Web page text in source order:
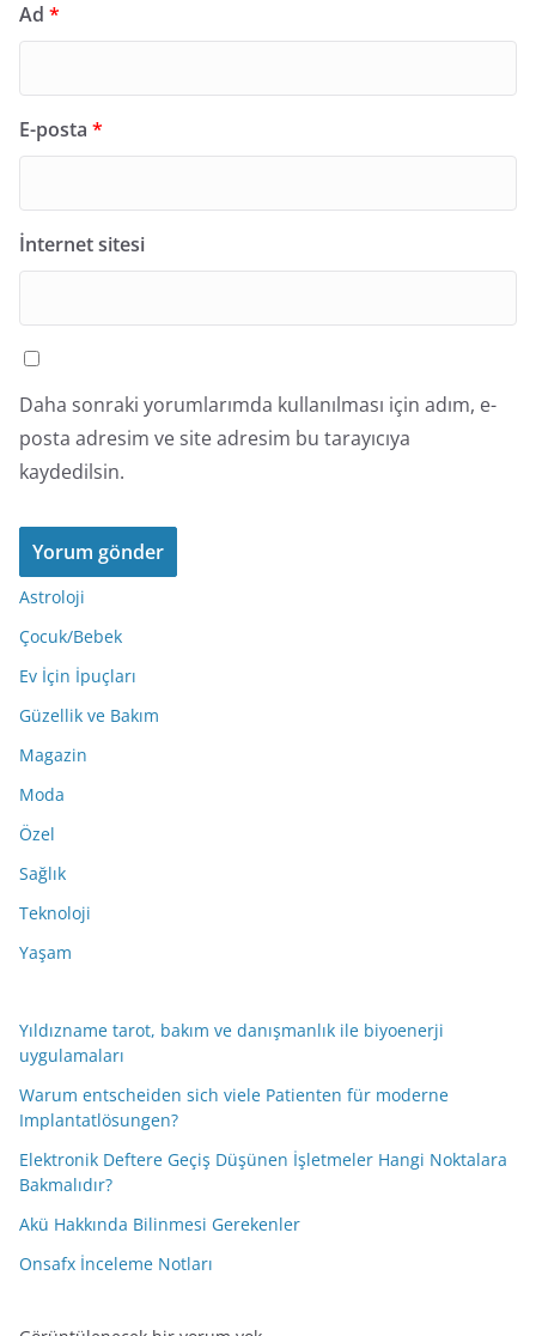
Ad *
E-posta *
İnternet sitesi
Daha sonraki yorumlarımda kullanılması için adım, e-
posta adresim ve site adresim bu tarayıcıya
kaydedilsin.
Astroloji
Çocuk/Bebek
Ev İçin İpuçları
Güzellik ve Bakım
Magazin
Moda
Özel
Sağlık
Teknoloji
Yaşam
Yıldızname tarot, bakım ve danışmanlık ile biyoenerji
uygulamaları
Warum entscheiden sich viele Patienten für moderne
Implantatlösungen?
Elektronik Deftere Geçiş Düşünen İşletmeler Hangi Noktalara
Bakmalıdır?
Akü Hakkında Bilinmesi Gerekenler
Onsafx İnceleme Notları